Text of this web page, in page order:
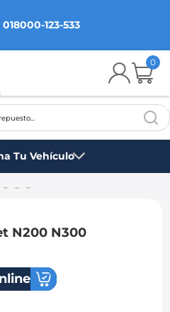
123-533
0
del repuesto...
Tu Vehículo
N200 N300